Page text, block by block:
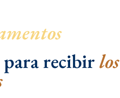
recibirlos